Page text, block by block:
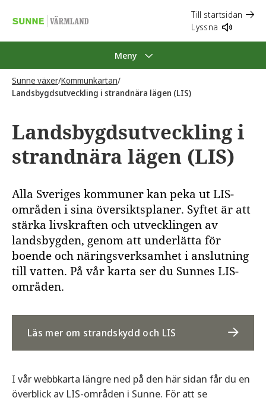
Till startsidan
Lyssna
Meny
Sunne växer/Kommunkartan/
Landsbygdsutveckling i strandnära lägen (LIS)
Landsbygdsutveckling i
strandnära lägen (LIS)
Alla Sveriges kommuner kan peka ut LIS-
områden i sina översiktsplaner. Syftet är att
stärka livskraften och utvecklingen av
landsbygden, genom att underlätta för
boende och näringsverksamhet i anslutning
till vatten. På vår karta ser du Sunnes LIS-
områden.
Läs mer om strandskydd och LIS
I vår webbkarta längre ned på den här sidan får du en
överblick av LIS-områden i Sunne. För att se